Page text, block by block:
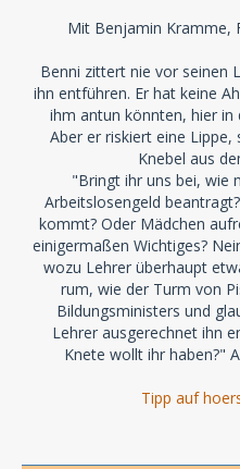
Mit Benjamin Kramme,
Benni zittert nie vor seinen
ihn entführen. Er hat keine
ihm antun könnten, hier in
Aber er riskiert eine Lippe,
Knebel aus
"Bringt ihr uns bei, wie
Arbeitslosengeld
kommt? Oder Mädchen
einigermaßen Wichtiges?
wozu Lehrer überhaupt
rum, wie der Turm von
Bildungsministers und
Lehrer ausgerechnet ihn
Knete wollt ihr haben?"
Tipp auf